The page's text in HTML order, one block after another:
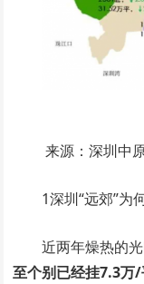
来源：深圳中
1深圳“远郊”为
近两年燥热的
至个别已经挂7.3万